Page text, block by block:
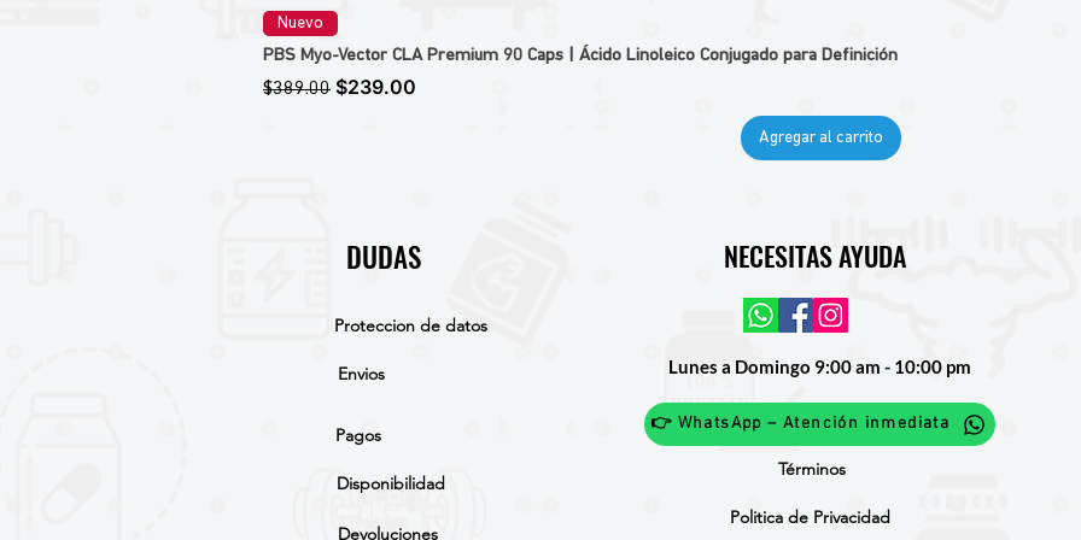
Nuevo
PBS Myo-Vector CLA Premium 90 Caps | Ácido Linoleico Conjugado para Definición
Precio
$389.00 Precio de oferta
$239.00
Agregar al carrito
DUDAS
Proteccion de datos
Envios
Pagos
Disponibilidad
Devoluciones
NECESITAS AYUDA
Lunes a Domingo 9:00 am - 10:00 pm
👉 WhatsApp – Atención inmediata
Términos
Politica de Privacidad